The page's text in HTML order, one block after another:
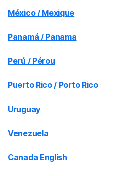
México / Mexique
Panamá / Panama
Perú / Pérou
Puerto Rico / Porto Rico
Uruguay
Venezuela
Canada English